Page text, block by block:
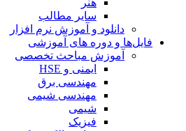
سایر مطالب
دانلود و آموزش نرم افزار
فایل‌ها و دوره های آموزشی
آموزش مباحث تخصصی
ایمنی و HSE
مهندسی برق
مهندسی شیمی
شیمی
فیزیک